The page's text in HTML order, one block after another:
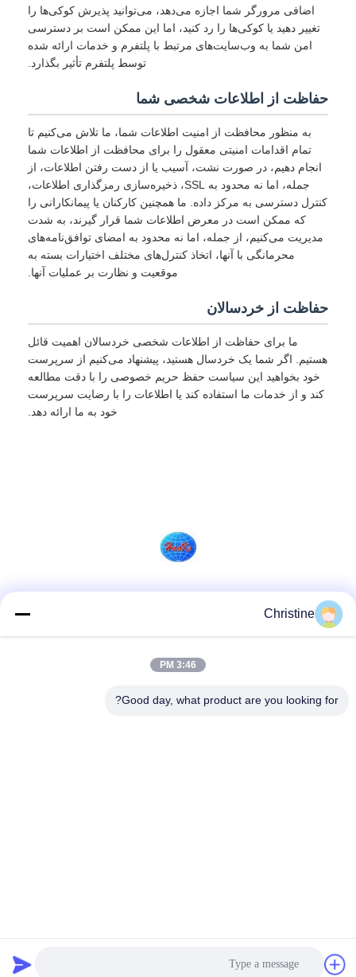
اضافی مرورگر شما اجازه می‌دهد، می‌توانید پذیرش کوکی‌ها را
تغییر دهید یا کوکی‌ها را رد کنید، اما این ممکن است بر دسترسی
امن شما به وب‌سایت‌های مرتبط با پلتفرم و خدمات ارائه شده
توسط پلتفرم تأثیر بگذارد.
حفاظت از اطلاعات شخصی شما
به منظور محافظت از امنیت اطلاعات شما، ما تلاش می‌کنیم تا
تمام اقدامات امنیتی معقول را برای محافظت از اطلاعات شما
انجام دهیم، در صورت نشت، آسیب یا از دست رفتن اطلاعات، از
جمله، اما نه محدود به SSL، ذخیره‌سازی رمزگذاری اطلاعات،
کنترل دسترسی به مرکز داده. ما همچنین کارکنان یا پیمانکارانی را
که ممکن است در معرض اطلاعات شما قرار گیرند، به شدت
مدیریت می‌کنیم، از جمله، اما نه محدود به امضای توافق‌نامه‌های
محرمانگی با آنها، اتخاذ کنترل‌های مختلف اختیارات بسته به
موقعیت و نظارت بر عملیات آنها.
حفاظت از خردسالان
ما برای حفاظت از اطلاعات شخصی خردسالان اهمیت قائل
هستیم. اگر شما یک خردسال هستید، پیشنهاد می‌کنیم از سرپرست
خود بخواهید این سیاست حفظ حریم خصوصی را با دقت مطالعه
کند و از خدمات ما استفاده کند یا اطلاعات را با رضایت سرپرست
خود به ما ارائه دهد.
Christine
3:46 PM
Good day, what product are you looking for?